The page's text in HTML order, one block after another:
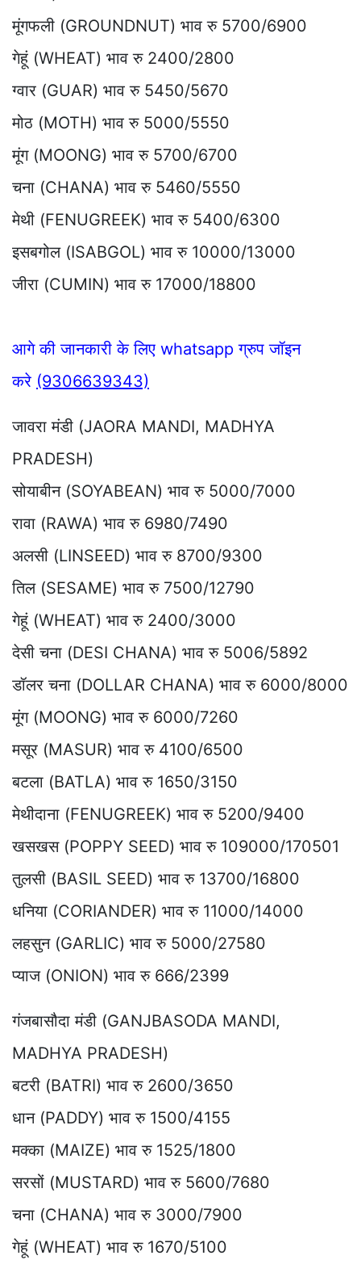
मूंगफली (GROUNDNUT) भाव रु 5700/6900
गेहूं (WHEAT) भाव रु 2400/2800
ग्वार (GUAR) भाव रु 5450/5670
मोठ (MOTH) भाव रु 5000/5550
मूंग (MOONG) भाव रु 5700/6700
चना (CHANA) भाव रु 5460/5550
मेथी (FENUGREEK) भाव रु 5400/6300
इसबगोल (ISABGOL) भाव रु 10000/13000
जीरा (CUMIN) भाव रु 17000/18800
आगे की जानकारी के लिए whatsapp ग्रुप जॉइन
करे (9306639343)
जावरा मंडी (JAORA MANDI, MADHYA
PRADESH)
सोयाबीन (SOYABEAN) भाव रु 5000/7000
रावा (RAWA) भाव रु 6980/7490
अलसी (LINSEED) भाव रु 8700/9300
तिल (SESAME) भाव रु 7500/12790
गेहूं (WHEAT) भाव रु 2400/3000
देसी चना (DESI CHANA) भाव रु 5006/5892
डॉलर चना (DOLLAR CHANA) भाव रु 6000/8000
मूंग (MOONG) भाव रु 6000/7260
मसूर (MASUR) भाव रु 4100/6500
बटला (BATLA) भाव रु 1650/3150
मेथीदाना (FENUGREEK) भाव रु 5200/9400
खसखस (POPPY SEED) भाव रु 109000/170501
तुलसी (BASIL SEED) भाव रु 13700/16800
धनिया (CORIANDER) भाव रु 11000/14000
लहसुन (GARLIC) भाव रु 5000/27580
प्याज (ONION) भाव रु 666/2399
गंजबासौदा मंडी (GANJBASODA MANDI,
MADHYA PRADESH)
बटरी (BATRI) भाव रु 2600/3650
धान (PADDY) भाव रु 1500/4155
मक्का (MAIZE) भाव रु 1525/1800
सरसों (MUSTARD) भाव रु 5600/7680
चना (CHANA) भाव रु 3000/7900
गेहूं (WHEAT) भाव रु 1670/5100